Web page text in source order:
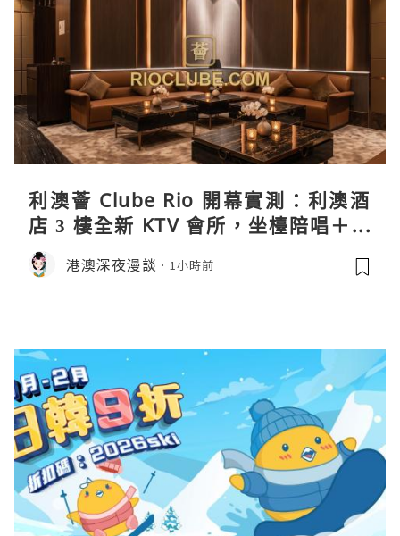
利澳薈 Clube Rio 開幕實測：利澳酒
店 3 樓全新 KTV 會所，坐檯陪唱＋水
療套票一次過睇
港澳深夜漫談 1小時前